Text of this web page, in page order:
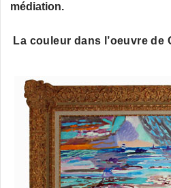
médiation.
La couleur dans l’oeuvre de